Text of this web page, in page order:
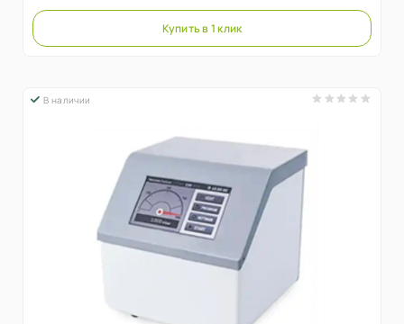
Купить в 1 клик
В наличии